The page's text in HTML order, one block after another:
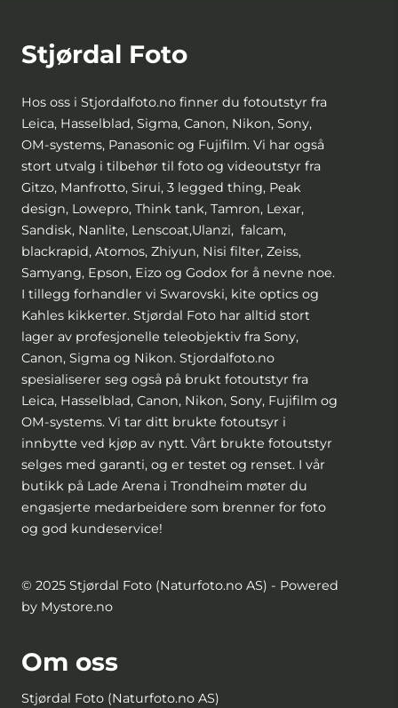
Stjørdal Foto
Hos oss i Stjordalfoto.no finner du fotoutstyr fra
Leica, Hasselblad, Sigma, Canon, Nikon, Sony,
OM-systems, Panasonic og Fujifilm. Vi har også
stort utvalg i tilbehør til foto og videoutstyr fra
Gitzo, Manfrotto, Sirui, 3 legged thing, Peak
design, Lowepro, Think tank, Tamron, Lexar,
Sandisk, Nanlite, Lenscoat,Ulanzi, falcam,
blackrapid, Atomos, Zhiyun, Nisi filter, Zeiss,
Samyang, Epson, Eizo og Godox for å nevne noe.
I tillegg forhandler vi Swarovski, kite optics og
Kahles kikkerter. Stjørdal Foto har alltid stort
lager av profesjonelle teleobjektiv fra Sony,
Canon, Sigma og Nikon. Stjordalfoto.no
spesialiserer seg også på brukt fotoutstyr fra
Leica, Hasselblad, Canon, Nikon, Sony, Fujifilm og
OM-systems. Vi tar ditt brukte fotoutsyr i
innbytte ved kjøp av nytt. Vårt brukte fotoutstyr
selges med garanti, og er testet og renset. I vår
butikk på Lade Arena i Trondheim møter du
engasjerte medarbeidere som brenner for foto
og god kundeservice!
© 2025 Stjørdal Foto (Naturfoto.no AS) - Powered
by Mystore.no
Om oss
Stjørdal Foto (Naturfoto.no AS)